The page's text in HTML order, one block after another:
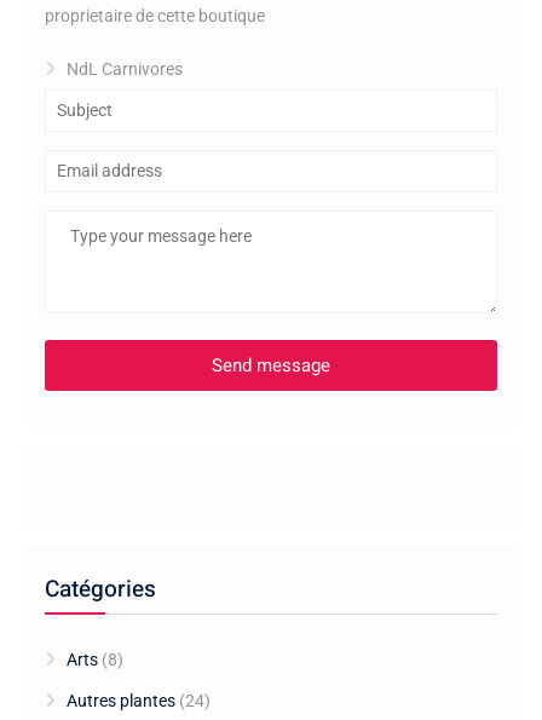
proprietaire de cette boutique
NdL Carnivores
Catégories
Arts (8)
Autres plantes (24)